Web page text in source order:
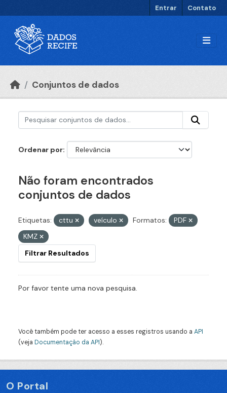
Entrar Contato
Conjuntos de dados
Ordenar por
Não foram encontrados
conjuntos de dados
Etiquetas: cttu veículo Formatos:
PDF
KMZ
Filtrar Resultados
Por favor tente uma nova pesquisa.
Você também pode ter acesso a esses registros usando a API
(veja Documentação da API).
O Portal